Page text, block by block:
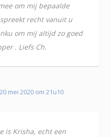
om mij bepaalde
recht vanuit u
om mij altijd zo goed
. Liefs Ch.
mei 2020 om 21u10
is Krisha, echt een